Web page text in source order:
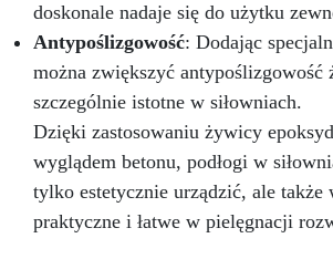
doskonale nadaje się do użytku
Antypoślizgowość: Dodając
można zwiększyć antypoślizgowość
szczególnie istotne w siłowniach.
Dzięki zastosowaniu żywicy
wyglądem betonu, podłogi w
tylko estetycznie urządzić, ale także
praktyczne i łatwe w pielęgnacji